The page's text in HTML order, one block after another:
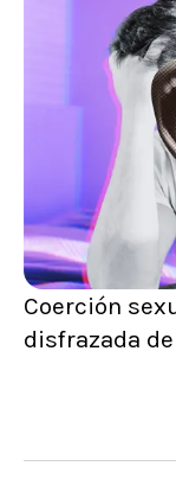
Coerción
disfrazada